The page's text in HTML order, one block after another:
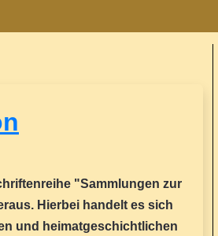
"Sammlungen zur
Hierbei handelt es sich
und heimatgeschichtlichen